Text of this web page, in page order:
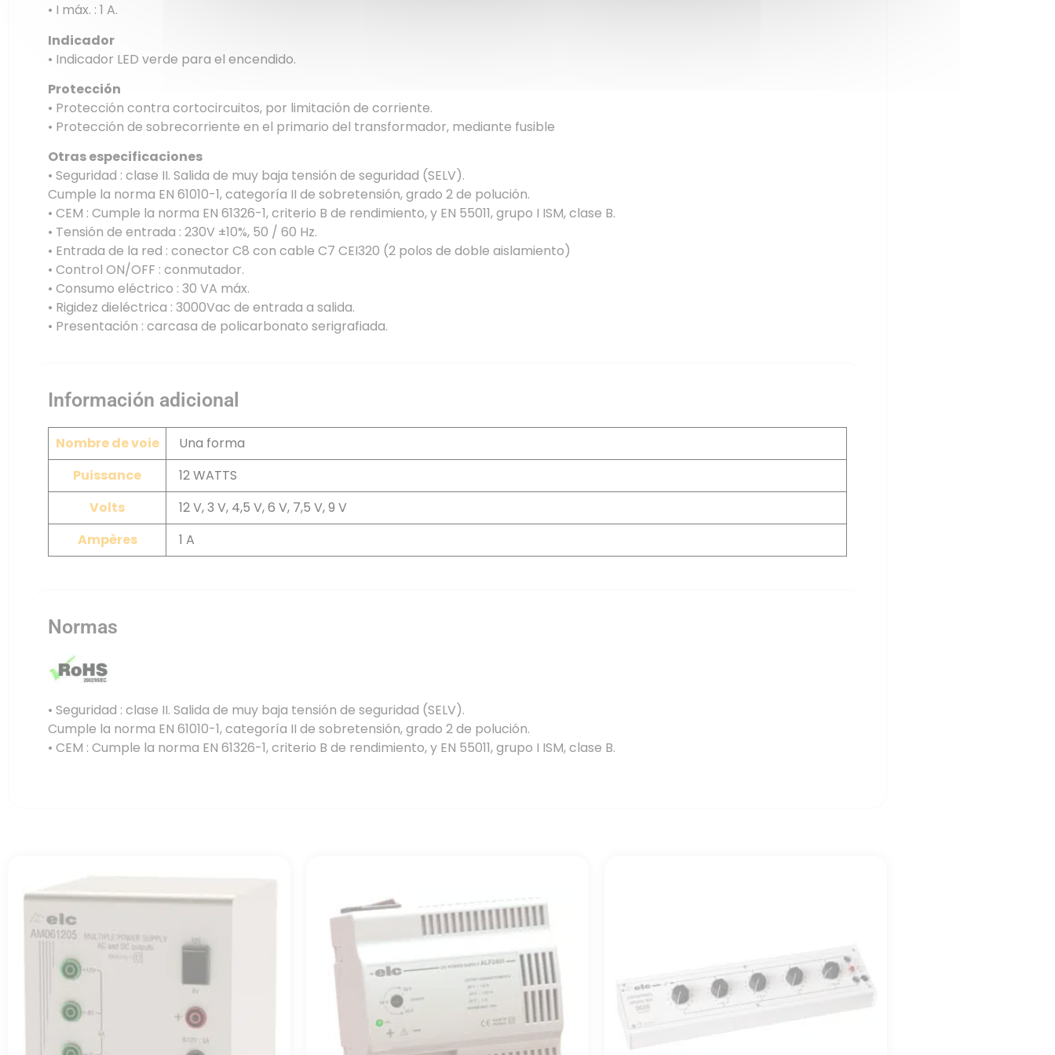
• I máx. : 1 A.
Indicador
• Indicador LED verde para el encendido.
Protección
• Protección contra cortocircuitos, por limitación de corriente.
• Protección de sobrecorriente en el primario del transformador, mediante fusible
Otras especificaciones
• Seguridad : clase II. Salida de muy baja tensión de seguridad (SELV).
Cumple la norma EN 61010-1, categoría II de sobretensión, grado 2 de polución.
• CEM : Cumple la norma EN 61326-1, criterio B de rendimiento, y EN 55011, grupo I ISM, clase B.
• Tensión de entrada : 230V ±10%, 50 / 60 Hz.
• Entrada de la red : conector C8 con cable C7 CEI320 (2 polos de doble aislamiento)
• Control ON/OFF : conmutador.
• Consumo eléctrico : 30 VA máx.
• Rigidez dieléctrica : 3000Vac de entrada a salida.
• Presentación : carcasa de policarbonato serigrafiada.
Información adicional
Nombre de voie
Una forma
Puissance
12 WATTS
Volts
12 V, 3 V, 4,5 V, 6 V, 7,5 V, 9 V
Ampères
1 A
Normas
• Seguridad : clase II. Salida de muy baja tensión de seguridad (SELV).
Cumple la norma EN 61010-1, categoría II de sobretensión, grado 2 de polución.
• CEM : Cumple la norma EN 61326-1, criterio B de rendimiento, y EN 55011, grupo I ISM, clase B.